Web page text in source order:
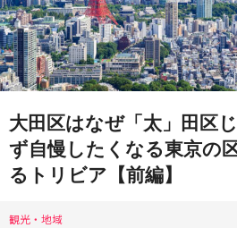
大田区はなぜ「太」田区
ず自慢したくなる東京の
るトリビア【前編】
観光・地域